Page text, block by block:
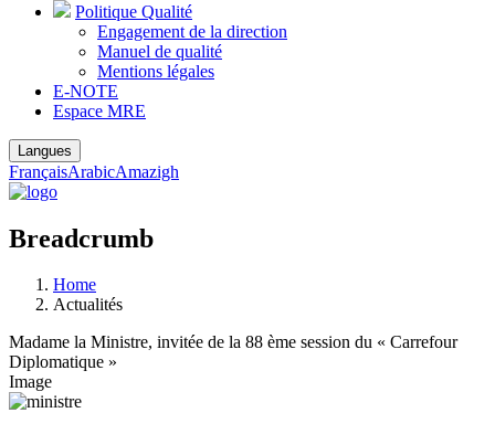
Politique Qualité
Engagement de la direction
Manuel de qualité
Mentions légales
E-NOTE
Espace MRE
Langues
FrançaisArabicAmazigh
Breadcrumb
Home
Actualités
Madame la Ministre, invitée de la 88 ème session du « Carrefour
Diplomatique »
Image